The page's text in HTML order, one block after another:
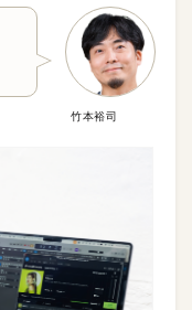
竹本裕司